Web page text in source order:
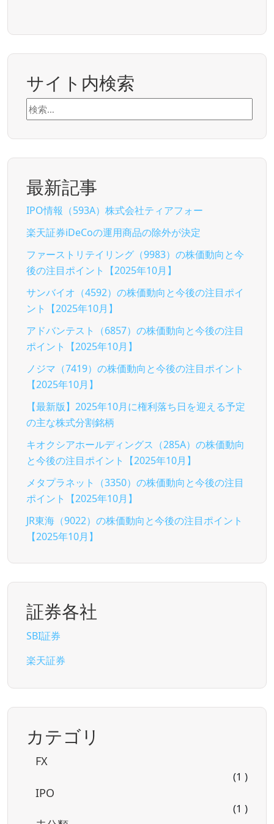
サイト内検索
検
索:
最新記事
IPO情報（593A）株式会社ティアフォー
楽天証券iDeCoの運用商品の除外が決定
ファーストリテイリング（9983）の株価動向と今
後の注目ポイント【2025年10月】
サンバイオ（4592）の株価動向と今後の注目ポイ
ント【2025年10月】
アドバンテスト（6857）の株価動向と今後の注目
ポイント【2025年10月】
ノジマ（7419）の株価動向と今後の注目ポイント
【2025年10月】
【最新版】2025年10月に権利落ち日を迎える予定
の主な株式分割銘柄
キオクシアホールディングス（285A）の株価動向
と今後の注目ポイント【2025年10月】
メタプラネット（3350）の株価動向と今後の注目
ポイント【2025年10月】
JR東海（9022）の株価動向と今後の注目ポイント
【2025年10月】
証券各社
SBI証券
楽天証券
カテゴリ
FX
(1 )
IPO
(1 )